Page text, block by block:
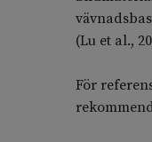
(Lu et al.,
För